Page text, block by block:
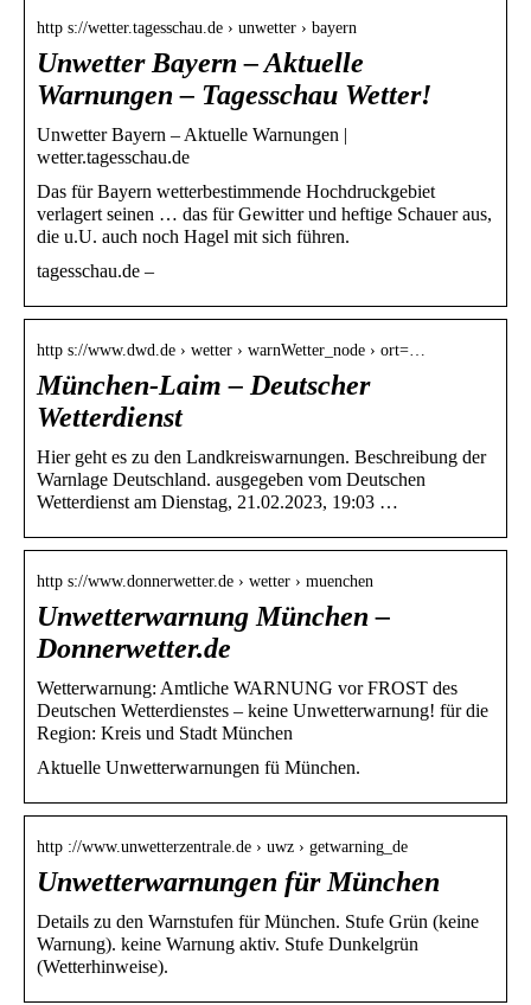
http s://wetter.tagesschau.de › unwetter › bayern
Unwetter Bayern – Aktuelle
Warnungen – Tagesschau Wetter!
Unwetter Bayern – Aktuelle Warnungen |
wetter.tagesschau.de
Das für Bayern wetterbestimmende Hochdruckgebiet
verlagert seinen … das für Gewitter und heftige Schauer aus,
die u.U. auch noch Hagel mit sich führen.
tagesschau.de –
http s://www.dwd.de › wetter › warnWetter_node › ort=…
München-Laim – Deutscher
Wetterdienst
Hier geht es zu den Landkreiswarnungen. Beschreibung der
Warnlage Deutschland. ausgegeben vom Deutschen
Wetterdienst am Dienstag, 21.02.2023, 19:03 …
http s://www.donnerwetter.de › wetter › muenchen
Unwetterwarnung München –
Donnerwetter.de
Wetterwarnung: Amtliche WARNUNG vor FROST des
Deutschen Wetterdienstes – keine Unwetterwarnung! für die
Region: Kreis und Stadt München
Aktuelle Unwetterwarnungen fü München.
http ://www.unwetterzentrale.de › uwz › getwarning_de
Unwetterwarnungen für München
Details zu den Warnstufen für München. Stufe Grün (keine
Warnung). keine Warnung aktiv. Stufe Dunkelgrün
(Wetterhinweise).